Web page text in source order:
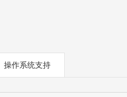
操作系统支持